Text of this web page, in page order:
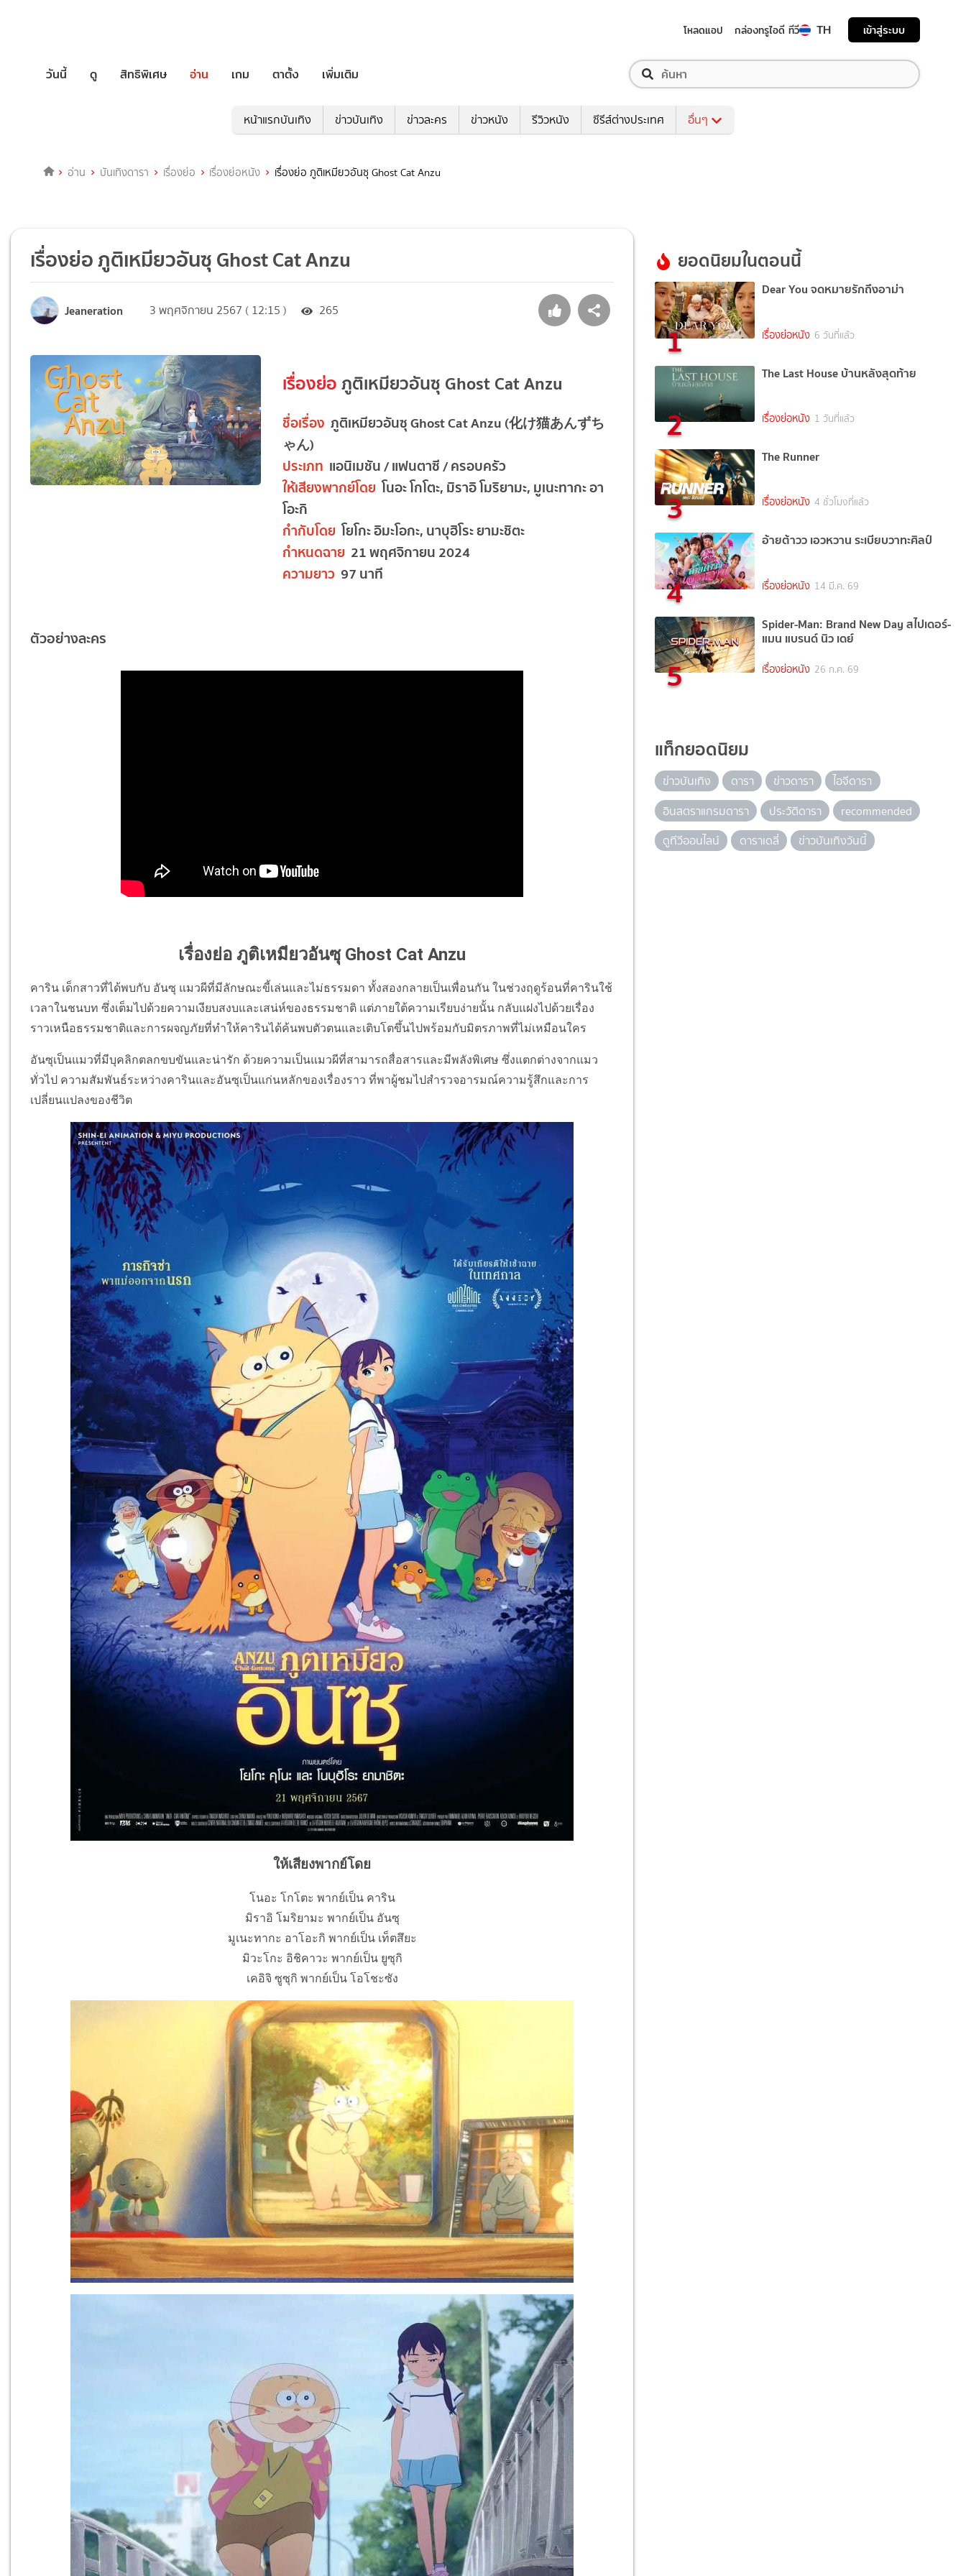
โหลดแอป กล่องทรูไอดี ทีวี TH เข้าสู่ระบบ
วันนี้ ดู สิทธิพิเศษ อ่าน เกม ตาตั้ง เพิ่มเติม
หน้าแรกบันเทิง ข่าวบันเทิง ข่าวละคร ข่าวหนัง รีวิวหนัง ซีรีส์ต่างประเทศ อื่นๆ
อ่าน บันเทิงดารา เรื่องย่อ เรื่องย่อหนัง เรื่องย่อ ภูติเหมียวอันซุ Ghost Cat Anzu
เรื่องย่อ ภูติเหมียวอันซุ Ghost Cat Anzu
Jeaneration 3 พฤศจิกายน 2567 ( 12:15 ) 265
เรื่องย่อภูติเหมียวอันซุ Ghost Cat Anzu
ชื่อเรื่อง ภูติเหมียวอันซุ Ghost Cat Anzu (化け猫あんずち
ゃん)
ประเภท แอนิเมชัน / แฟนตาซี / ครอบครัว
ให้เสียงพากย์โดย โนอะ โกโตะ, มิราอิ โมริยามะ, มูเนะทากะ อา
โอะกิ
กำกับโดย โยโกะ อิมะโอกะ, นาบุฮิโระ ยามะชิตะ
กำหนดฉาย 21 พฤศจิกายน 2024
ความยาว97 นาที
ตัวอย่างละคร
เรื่องย่อ ภูติเหมียวอันซุ Ghost Cat Anzu
คาริน เด็กสาวที่ได้พบกับ อันซุ แมวผีที่มีลักษณะขี้เล่นและไม่ธรรมดา ทั้งสองกลายเป็นเพื่อนกัน ในช่วงฤดูร้อนที่คารินใช้
เวลาในชนบท ซึ่งเต็มไปด้วยความเงียบสงบและเสน่ห์ของธรรมชาติ แต่ภายใต้ความเรียบง่ายนั้น กลับแฝงไปด้วยเรื่อง
ราวเหนือธรรมชาติและการผจญภัยที่ทำให้คารินได้ค้นพบตัวตนและเติบโตขึ้นไปพร้อมกับมิตรภาพที่ไม่เหมือนใคร
อันซุเป็นแมวที่มีบุคลิกตลกขบขันและน่ารัก ด้วยความเป็นแมวผีที่สามารถสื่อสารและมีพลังพิเศษ ซึ่งแตกต่างจากแมว
ทั่วไป ความสัมพันธ์ระหว่างคารินและอันซุเป็นแก่นหลักของเรื่องราว ที่พาผู้ชมไปสำรวจอารมณ์ความรู้สึกและการ
เปลี่ยนแปลงของชีวิต
ให้เสียงพากย์โดย
โนอะ โกโตะ พากย์เป็น คาริน
มิราอิ โมริยามะ พากย์เป็น อันซุ
มูเนะทากะ อาโอะกิ พากย์เป็น เท็ตสึยะ
มิวะโกะ อิชิคาวะ พากย์เป็น ยูซุกิ
เคอิจิ ซูซุกิ พากย์เป็น โอโชะซัง
ยอดนิยมในตอนนี้
1
Dear You จดหมายรักถึงอาม่า
เรื่องย่อหนัง 6 วันที่แล้ว
2
The Last House บ้านหลังสุดท้าย
เรื่องย่อหนัง 1 วันที่แล้ว
3
The Runner
เรื่องย่อหนัง 4 ชั่วโมงที่แล้ว
4
อ้ายต้าวว เอวหวาน ระเบียบวาทะศิลป์
เรื่องย่อหนัง 14 มี.ค. 69
5
Spider-Man: Brand New Day สไปเดอร์-
แมน แบรนด์ นิว เดย์
เรื่องย่อหนัง 26 ก.ค. 69
แท็กยอดนิยม
ข่าวบันเทิง ดารา ข่าวดารา
ไอจีดารา
อินสตราแกรมดารา
ประวัติดารา
recommended
ดูทีวีออนไลน์
ดาราเดลี่ ข่าวบันเทิงวันนี้